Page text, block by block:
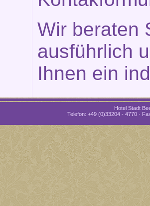
Wir beraten
ausführlich
Ihnen ein
Hotel Stadt
Telefon: +49 (0)33204 - 4770 ·